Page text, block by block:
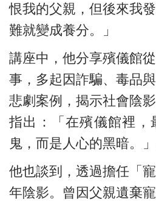
恨我的父親，但後來我
難就變成養分。」
講座中，他分享殯儀館
事，多起因詐騙、毒品
悲劇案例，揭示社會陰
指出：「在殯儀館裡，
鬼，而是人心的黑暗。」
他也談到，透過擔任「
年陰影。曾因父親遺棄